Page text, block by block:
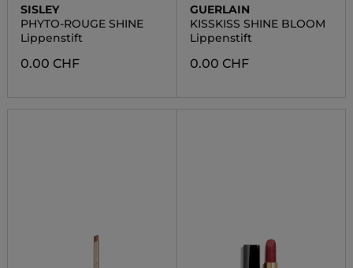
SISLEY
PHYTO-ROUGE SHINE
Lippenstift
0.00 CHF
GUERLAIN
KISSKISS SHINE BLOOM
Lippenstift
0.00 CHF